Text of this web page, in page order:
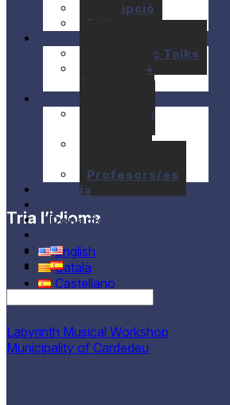
Inscripció
FAQ
10+1 Music Talks
Briam / E+
Program
Seminaris
Profesors/es
Media
Donacios
Tria l’idioma
English
Català
Castellano
Labyrinth Musical Workshop
Municipality of Cardedeu